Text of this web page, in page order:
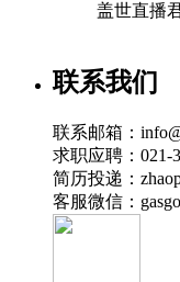
盖世直播
31:42
盖世直播
2026-07-
23:11
联系我们
联系邮箱：
求职应聘：021-
简历投递：
客服微信：